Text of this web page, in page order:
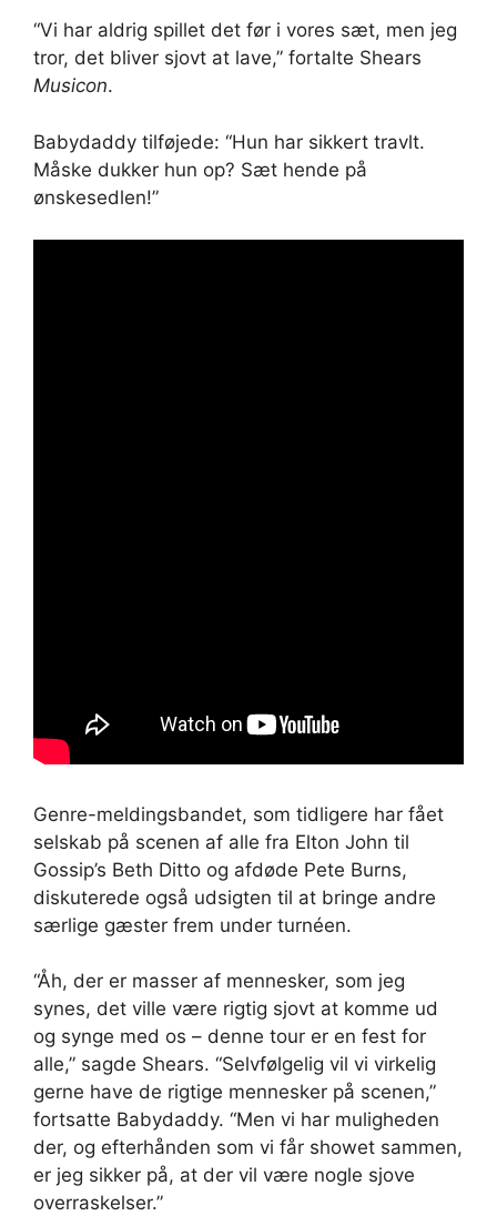
“Vi har aldrig spillet det før i vores sæt, men jeg
tror, ​​det bliver sjovt at lave,” fortalte Shears
Musicon.
Babydaddy tilføjede: “Hun har sikkert travlt.
Måske dukker hun op? Sæt hende på
ønskesedlen!”
Genre-meldingsbandet, som tidligere har fået
selskab på scenen af ​​alle fra Elton John til
Gossip’s Beth Ditto og afdøde Pete Burns,
diskuterede også udsigten til at bringe andre
særlige gæster frem under turnéen.
“Åh, der er masser af mennesker, som jeg
synes, det ville være rigtig sjovt at komme ud
og synge med os – denne tour er en fest for
alle,” sagde Shears. “Selvfølgelig vil vi virkelig
gerne have de rigtige mennesker på scenen,”
fortsatte Babydaddy. “Men vi har muligheden
der, og efterhånden som vi får showet sammen,
er jeg sikker på, at der vil være nogle sjove
overraskelser.”